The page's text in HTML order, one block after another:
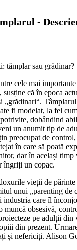
-
tâmplar sau grădinar?
cele mai
că în epoca
„grădinari“.
fi modelat, la fel
dobândind
un anumit tip de
preocupat de
în care să poată
dar în același
îngriji un copac.
vieții de
unui „parenting de
industria care îl
obsesivă,
pe adulții din
din prezent.
și nefericiți. Alison